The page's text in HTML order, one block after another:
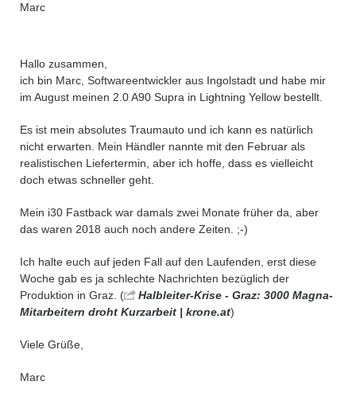
Marc
Hallo zusammen,
ich bin Marc, Softwareentwickler aus Ingolstadt und habe mir
im August meinen 2.0 A90 Supra in Lightning Yellow bestellt.
Es ist mein absolutes Traumauto und ich kann es natürlich
nicht erwarten. Mein Händler nannte mit den Februar als
realistischen Liefertermin, aber ich hoffe, dass es vielleicht
doch etwas schneller geht.
Mein i30 Fastback war damals zwei Monate früher da, aber
das waren 2018 auch noch andere Zeiten. ;-)
Ich halte euch auf jeden Fall auf den Laufenden, erst diese
Woche gab es ja schlechte Nachrichten bezüglich der
Produktion in Graz. (
Halbleiter-Krise - Graz: 3000 Magna-
Mitarbeitern droht Kurzarbeit | krone.at)
Viele Grüße,
Marc